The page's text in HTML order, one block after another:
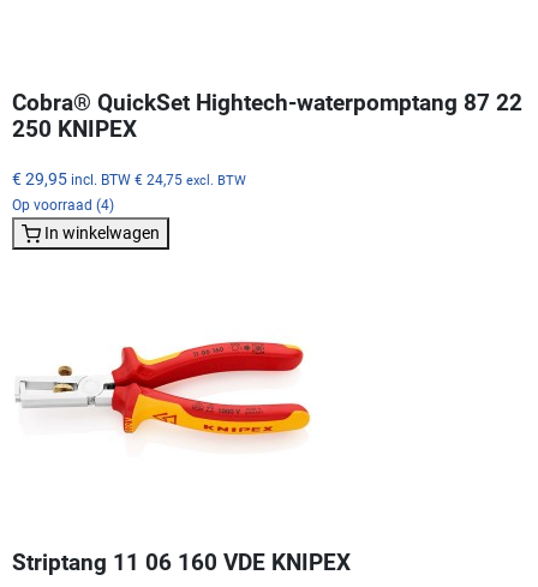
Cobra® QuickSet Hightech-waterpomptang 87 22
250 KNIPEX
€ 29,95 incl. BTW € 24,75 excl. BTW
Op voorraad (4)
In winkelwagen
Striptang 11 06 160 VDE KNIPEX